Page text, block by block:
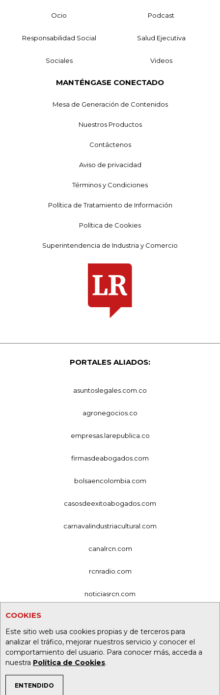
COOKIES
Este sitio web usa cookies propias y de terceros para
analizar el tráfico, mejorar nuestros servicio y conocer el
comportamiento del usuario. Para conocer más, acceda a
nuestra Política de Cookies.
ENTENDIDO
Ocio Podcast
Responsabilidad Social Salud Ejecutiva
Sociales Videos
MANTÉNGASE CONECTADO
Mesa de Generación de Contenidos
Nuestros Productos
Contáctenos
Aviso de privacidad
Términos y Condiciones
Política de Tratamiento de Información
Política de Cookies
Superintendencia de Industria y Comercio
PORTALES ALIADOS:
asuntoslegales.com.co
agronegocios.co
empresas.larepublica.co
firmasdeabogados.com
bolsaencolombia.com
casosdeexitoabogados.com
carnavalindustriacultural.com
canalrcn.com
rcnradio.com
noticiasrcn.com
alerta.com.co
deportesrcn.com
Organización Ardila Lülle - oal.com.co